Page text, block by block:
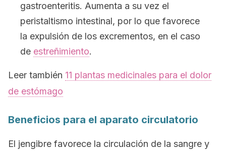
gastroenteritis. Aumenta a su vez el
peristaltismo intestinal, por lo que favorece
la expulsión de los excrementos, en el caso
de estreñimiento.
Leer también 11 plantas medicinales para el dolor
de estómago
Beneficios para el aparato circulatorio
El jengibre favorece la circulación de la sangre y